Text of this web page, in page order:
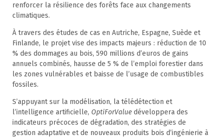
renforcer la résilience des forêts face aux changements
climatiques.
À travers des études de cas en Autriche, Espagne, Suède et
Finlande, le projet vise des impacts majeurs : réduction de 10
% des dommages au bois, 590 millions d’euros de gains
annuels combinés, hausse de 5 % de l’emploi forestier dans
les zones vulnérables et baisse de l’usage de combustibles
fossiles.
S’appuyant sur la modélisation, la télédétection et
l’intelligence artificielle, OptiForValue développera des
indicateurs précoces de dégradation, des stratégies de
gestion adaptative et de nouveaux produits bois d’ingénierie à